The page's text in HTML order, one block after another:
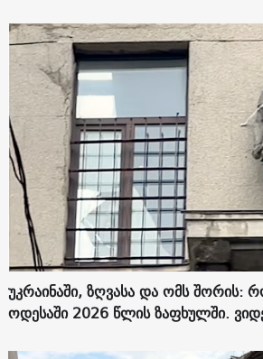
უკრაინაში, ზღვასა და ომს შორის:
ოდესაში 2026 წლის ზაფხულში.